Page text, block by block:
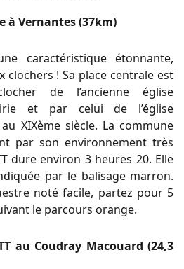
à Vernantes (37km)
caractéristique étonnante,
clochers ! Sa place centrale est
de l’ancienne église
et par celui de l’église
XIXème siècle. La commune
par son environnement très
dure environ 3 heures 20. Elle
par le balisage marron.
noté facile, partez pour 5
le parcours orange.
au Coudray Macouard (24,3